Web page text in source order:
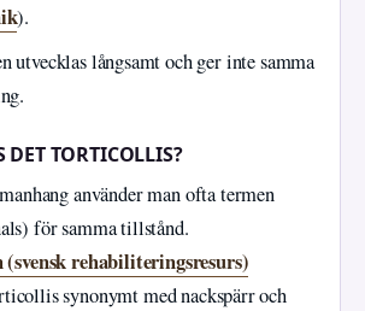
).
utvecklas långsamt och ger inte samma
DET TORTICOLLIS?
använder man ofta termen
för samma tillstånd.
(svensk rehabiliteringsresurs)
synonymt med nackspärr och